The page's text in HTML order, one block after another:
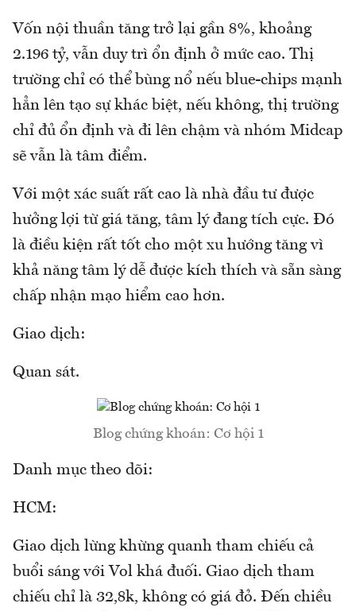
Vốn nội thuần tăng trở lại gần 8%, khoảng
2.196 tỷ, vẫn duy trì ổn định ở mức cao. Thị
trường chỉ có thể bùng nổ nếu blue-chips mạnh
hẳn lên tạo sự khác biệt, nếu không, thị trường
chỉ đủ ổn định và đi lên chậm và nhóm Midcap
sẽ vẫn là tâm điểm.
Với một xác suất rất cao là nhà đầu tư được
hưởng lợi từ giá tăng, tâm lý đang tích cực. Đó
là điều kiện rất tốt cho một xu hướng tăng vì
khả năng tâm lý dễ được kích thích và sẵn sàng
chấp nhận mạo hiểm cao hơn.
Giao dịch:
Quan sát.
Blog chứng khoán: Cơ hội 1
Danh mục theo dõi:
HCM:
Giao dịch lừng khừng quanh tham chiếu cả
buổi sáng với Vol khá đuối. Giao dịch tham
chiếu chỉ là 32,8k, không có giá đỏ. Đến chiều